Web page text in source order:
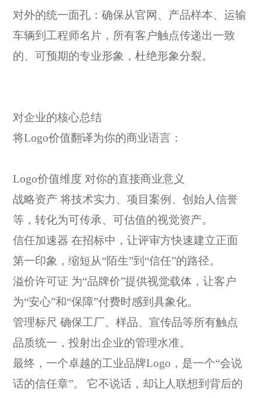
对外的统一面孔：确保从官网、产品样本、运输
车辆到工程师名片，所有客户触点传递出一致
的、可预期的专业形象，杜绝形象分裂。
对企业的核心总结
将Logo价值翻译为你的商业语言：
Logo价值维度 对你的直接商业意义
战略资产 将技术实力、项目案例、创始人信誉
等，转化为可传承、可估值的视觉资产。
信任加速器 在招标中，让评审方快速建立正面
第一印象，缩短从“陌生”到“信任”的路径。
溢价许可证 为“品牌价”提供视觉载体，让客户
为“安心”和“保障”付费时感到具象化。
管理标尺 确保工厂、样品、宣传品等所有触点
品质统一，投射出企业的管理水准。
最终，一个卓越的工业品牌Logo，是一个“会说
话的信任章”。 它不说话，却让人联想到背后的